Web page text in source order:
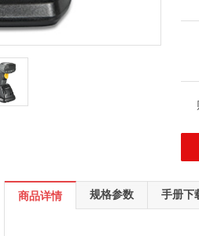
商品详情 规格参数 手册下